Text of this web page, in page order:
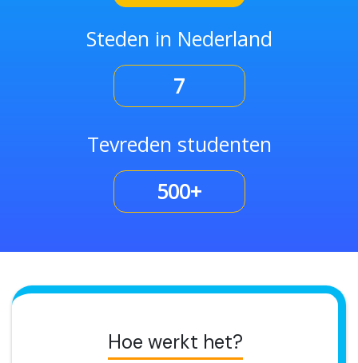
Steden in Nederland
7
Tevreden studenten
500+
Hoe werkt het?